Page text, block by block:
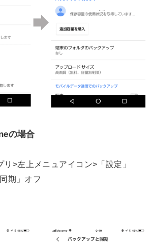
の場合
>左上メニュアイコン>「設定」
期」オフ